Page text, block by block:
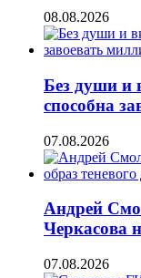
08.08.2026
Без души и
способна
07.08.2026
Андрей
Черкасова
07.08.2026